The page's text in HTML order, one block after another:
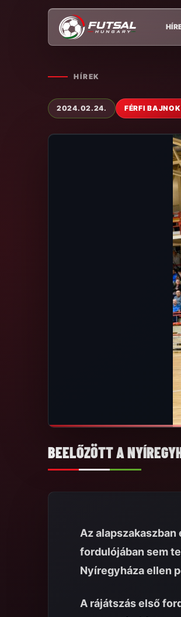
HÍREK
2024.02.24. FÉRFI
BEELŐZÖTT A
Az
fordulójában sem
Nyíregyháza ellen
A rájátszás első